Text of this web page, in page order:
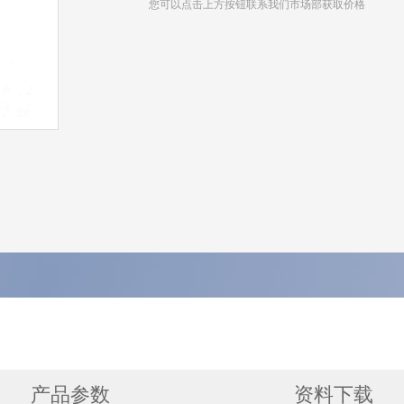
您可以点击上方按钮联系我们市场部获取价格
产品参数 资料下载